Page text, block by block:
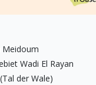
Meidoum
Wadi El Rayan
der Wale)